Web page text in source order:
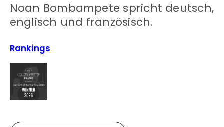
Noan Bombampete spricht deutsch,
englisch und französisch.
Rankings